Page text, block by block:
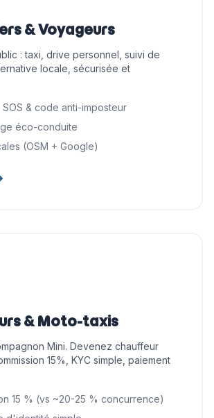
& Voyageurs
: taxi, drive personnel, suivi de
locale, sécurisée et
& code anti-imposteur
éco-conduite
(OSM + Google)
& Moto-taxis
Mini. Devenez chauffeur
15%, KYC simple, paiement
15 % (vs ~20-25 % concurrence)